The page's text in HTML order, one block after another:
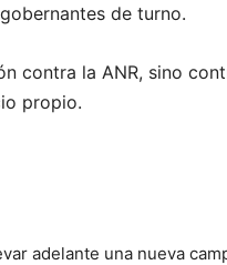
de turno.
contra la ANR, sino
propio.
adelante una nueva